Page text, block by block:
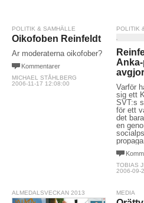
POLITIK & SAMHÄLLE
Oikofoben Reinfeldt
Är moderaterna oikofober?
Kommentarer
MICHAEL STÅHLBERG
2006-11-17 12:08:00
POLITIK
Varför
sig ett
SVT:s
för ett
det
en
TOBIAS
2006-09-
ALMEDALSVECKAN 2013 MEDIA